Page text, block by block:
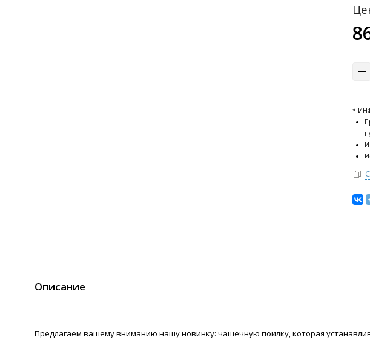
*
Описание
Предлагаем вашему вниманию нашу новинку: чашечную поилку, которая